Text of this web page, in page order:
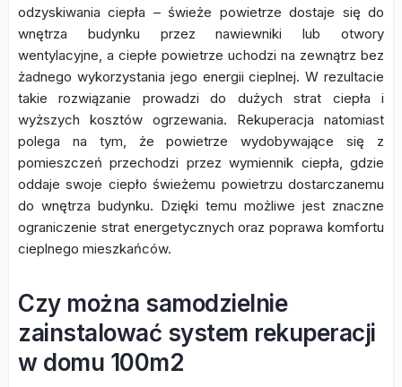
odzyskiwania ciepła – świeże powietrze dostaje się do
wnętrza budynku przez nawiewniki lub otwory
wentylacyjne, a ciepłe powietrze uchodzi na zewnątrz bez
żadnego wykorzystania jego energii cieplnej. W rezultacie
takie rozwiązanie prowadzi do dużych strat ciepła i
wyższych kosztów ogrzewania. Rekuperacja natomiast
polega na tym, że powietrze wydobywające się z
pomieszczeń przechodzi przez wymiennik ciepła, gdzie
oddaje swoje ciepło świeżemu powietrzu dostarczanemu
do wnętrza budynku. Dzięki temu możliwe jest znaczne
ograniczenie strat energetycznych oraz poprawa komfortu
cieplnego mieszkańców.
Czy można samodzielnie
zainstalować system rekuperacji
w domu 100m2